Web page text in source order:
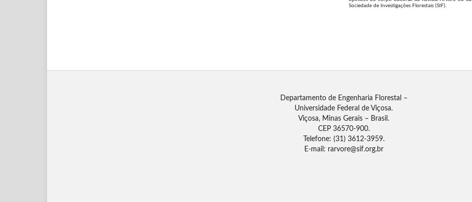
Sociedade de Investigações Florestais (SIF).
Departamento de Engenharia Florestal –
Universidade Federal de Viçosa.
Viçosa, Minas Gerais – Brasil.
CEP 36570-900.
Telefone: (31) 3612-3959.
E-mail: rarvore@sif.org.br